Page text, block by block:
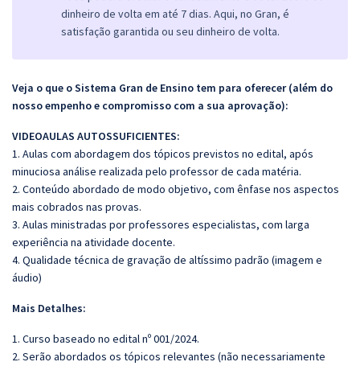
dinheiro de volta em até 7 dias. Aqui, no Gran, é
satisfação garantida ou seu dinheiro de volta.
Veja o que o Sistema Gran de Ensino tem para oferecer (além do
nosso empenho e compromisso com a sua aprovação):
VIDEOAULAS AUTOSSUFICIENTES:
1. Aulas com abordagem dos tópicos previstos no edital, após
minuciosa análise realizada pelo professor de cada matéria.
2. Conteúdo abordado de modo objetivo, com ênfase nos aspectos
mais cobrados nas provas.
3. Aulas ministradas por professores especialistas, com larga
experiência na atividade docente.
4. Qualidade técnica de gravação de altíssimo padrão (imagem e
áudio)
Mais Detalhes:
1. Curso baseado no edital nº 001/2024.
2. Serão abordados os tópicos relevantes (não necessariamente